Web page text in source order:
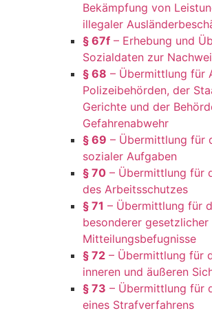
Bekämpfung von
illegaler
§ 67f – Erhebung und
Sozialdaten zur
§ 68 – Übermittlung für
Polizeibehörden, der
Gerichte und der
Gefahrenabwehr
§ 69 – Übermittlung für
sozialer Aufgaben
§ 70 – Übermittlung für
des Arbeitsschutzes
§ 71 – Übermittlung für
besonderer
Mitteilungsbefugnisse
§ 72 – Übermittlung für
inneren und äußeren
§ 73 – Übermittlung für
eines Strafverfahrens